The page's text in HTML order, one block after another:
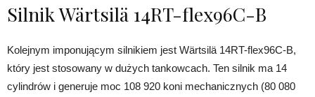
Silnik Wärtsilä 14RT-flex96C-B
Kolejnym imponującym silnikiem jest Wärtsilä 14RT-flex96C-B,
który jest stosowany w dużych tankowcach. Ten silnik ma 14
cylindrów i generuje moc 108 920 koni mechanicznych (80 080